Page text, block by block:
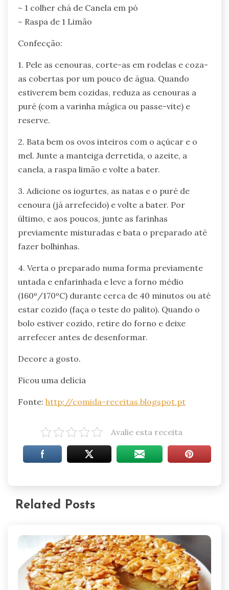
~ 1 colher chá de Canela em pó
~ Raspa de 1 Limão
Confecção:
1. Pele as cenouras, corte-as em rodelas e coza-
as cobertas por um pouco de água. Quando
estiverem bem cozidas, reduza as cenouras a
puré (com a varinha mágica ou passe-vite) e
reserve.
2. Bata bem os ovos inteiros com o açúcar e o
mel. Junte a manteiga derretida, o azeite, a
canela, a raspa limão e volte a bater.
3. Adicione os iogurtes, as natas e o puré de
cenoura (já arrefecido) e volte a bater. Por
último, e aos poucos, junte as farinhas
previamente misturadas e bata o preparado até
fazer bolhinhas.
4. Verta o preparado numa forma previamente
untada e enfarinhada e leve a forno médio
(160º/170ºC) durante cerca de 40 minutos ou até
estar cozido (faça o teste do palito). Quando o
bolo estiver cozido, retire do forno e deixe
arrefecer antes de desenformar.
Decore a gosto.
Ficou uma delícia
Fonte: http://comida-receitas.blogspot.pt
Avalie esta receita
Related Posts